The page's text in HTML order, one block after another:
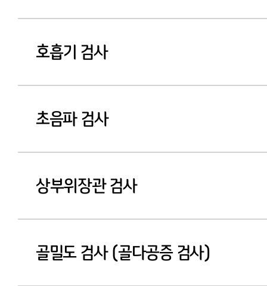
호흡기 검사
초음파 검사
상부위장관 검사
골밀도 검사 (골다공증 검사)